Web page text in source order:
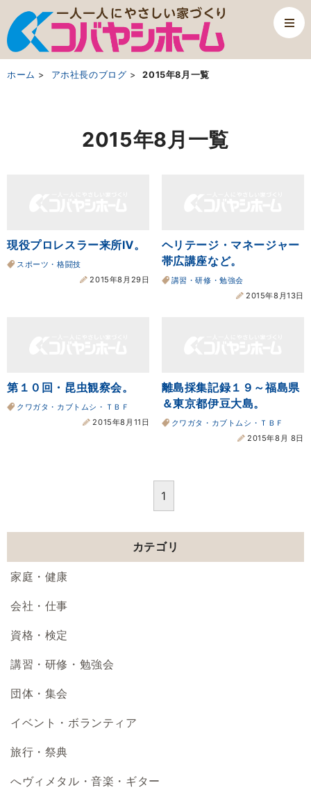
ホーム アホ社長のブログ 2015年8月一覧
2015年8月一覧
現役プロレスラー来所Ⅳ。
スポーツ・格闘技
2015年8月29日
ヘリテージ・マネージャー
帯広講座など。
講習・研修・勉強会
2015年8月13日
第１０回・昆虫観察会。
クワガタ・カブトムシ・ＴＢＦ
2015年8月11日
離島採集記録１９～福島県
＆東京都伊豆大島。
クワガタ・カブトムシ・ＴＢＦ
2015年8月 8日
1
カテゴリ
家庭・健康
会社・仕事
資格・検定
講習・研修・勉強会
団体・集会
イベント・ボランティア
旅行・祭典
へヴィメタル・音楽・ギター